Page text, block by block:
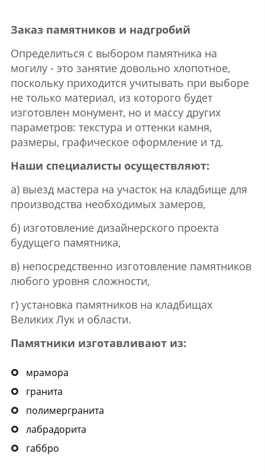
Заказ памятников и надгробий
Определиться с выбором памятника на
могилу - это занятие довольно хлопотное,
поскольку приходится учитывать при выборе
не только материал, из которого будет
изготовлен монумент, но и массу других
параметров: текстура и оттенки камня,
размеры, графическое оформление и тд.
Наши специалисты осуществляют:
а) выезд мастера на участок на кладбище для
производства необходимых замеров,
б) изготовление дизайнерского проекта
будущего памятника,
в) непосредственно изготовление памятников
любого уровня сложности,
г) установка памятников на кладбищах
Великих Лук и области.
Памятники изготавливают из:
мрамора
гранита
полимергранита
лабрадорита
габбро